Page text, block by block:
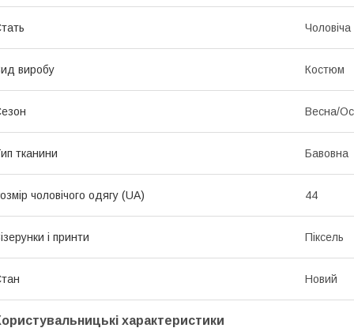
Чоловіча
виробу Костюм
Весна/
тканини Бавовна
чоловічого одягу (UA) 44
і принти Піксель
Новий
характеристики